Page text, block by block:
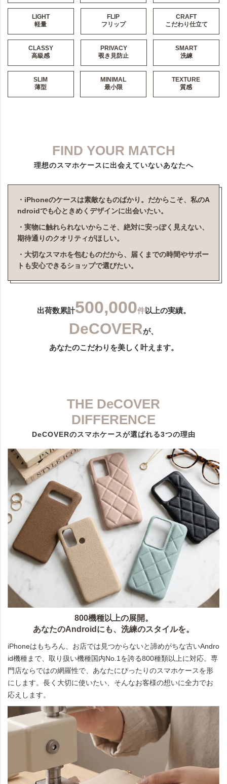
LIGHT
軽量
FLIP
フリップ
CRAFT
こだわり仕立て
CLASSY
高級感
PRIVACY
覗き見防止
SMART
洗練
SLIM
薄型
MINIMAL
最小限
TEXTURE
質感
FIND YOUR MATCH
理想のスマホケースに出会えていないあなたへ
・iPhoneのケースは素敵なものばかり。だからこそ、私のA
ndroidでも心ときめくデザインに出会いたい。
・実物に触れられないからこそ、絶対に安っぽく見えない、
期待通りのクオリティがほしい。
・大切なスマホを包むものだから、届くまでの時間やサポー
トも安心できるショップで選びたい。
出荷数累計500,000件以上の実績。
DeCOVERが、
あなたのこだわりを美しく叶えます。
THE DeCOVER
DIFFERENCE
DeCOVERのスマホケースが選ばれる3つの理由
800機種以上の展開。
あなたのAndroidにも、洗練のスタイルを。
iPhoneはもちろん、お店では見つからないと諦めがちな古いAndro
id機種まで、取り扱い機種国内No.1を誇る800種類以上に対応。専
門店ならではの網羅性で、あなたにぴったりのスマホケースを形
にします。長く大切に使いたい、そんなお客様の想いに全力でお
応えします。